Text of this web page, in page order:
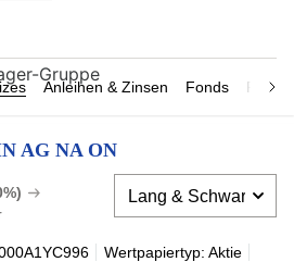
Anleihen & Zinsen Fonds
AG NA ON
Wertpapiertyp: Aktie
Gruppe